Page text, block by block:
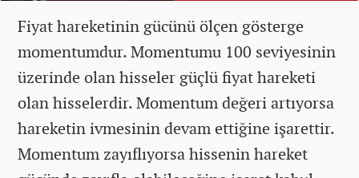
Fiyat hareketinin gücünü ölçen gösterge
momentumdur. Momentumu 100 seviyesinin
üzerinde olan hisseler güçlü fiyat hareketi
olan hisselerdir. Momentum değeri artıyorsa
hareketin ivmesinin devam ettiğine işarettir.
Momentum zayıflıyorsa hissenin hareket